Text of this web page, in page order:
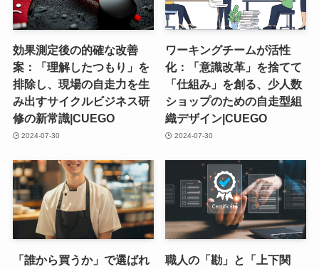
効果測定後の的確な改善
案：「理解したつもり」を
排除し、現場の自走力を生
み出すサイクルビジネス研
修の新常識|CUEGO
2024-07-30
ワーキングチームが活性
化：「意識改革」を捨てて
「仕組み」を創る、少人数
ショップのための自走型組
織デザイン|CUEGO
2024-07-30
「誰から買うか」で選ばれ
職人の「勘」と「上下関